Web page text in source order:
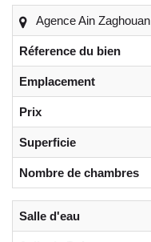
Agence Ain Zaghouan
Réference du bien
Emplacement
Prix
Superficie
Nombre de chambres
Salle d'eau